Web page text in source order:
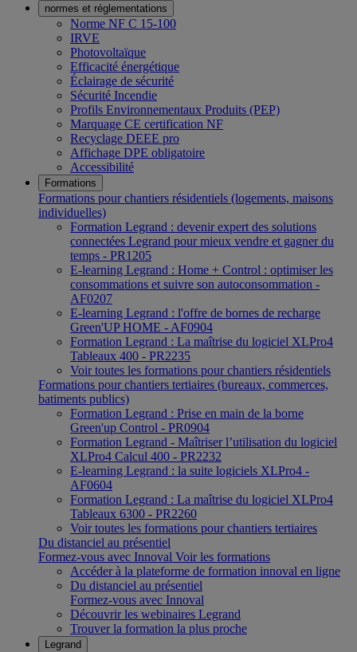
normes et réglementations
Norme NF C 15-100
IRVE
Photovoltaïque
Efficacité énergétique
Éclairage de sécurité
Sécurité Incendie
Profils Environnementaux Produits (PEP)
Marquage CE certification NF
Recyclage DEEE pro
Affichage DPE obligatoire
Accessibilité
Formations
Formations pour chantiers résidentiels (logements, maisons
individuelles)
Formation Legrand : devenir expert des solutions
connectées Legrand pour mieux vendre et gagner du
temps - PR1205
E-learning Legrand : Home + Control : optimiser les
consommations et suivre son autoconsommation -
AF0207
E-learning Legrand : l'offre de bornes de recharge
Green'UP HOME - AF0904
Formation Legrand : La maîtrise du logiciel XLPro4
Tableaux 400 - PR2235
Voir toutes les formations pour chantiers résidentiels
Formations pour chantiers tertiaires (bureaux, commerces,
batiments publics)
Formation Legrand : Prise en main de la borne
Green'up Control - PR0904
Formation Legrand - Maîtriser l’utilisation du logiciel
XLPro4 Calcul 400 - PR2232
E-learning Legrand : la suite logiciels XLPro4 -
AF0604
Formation Legrand : La maîtrise du logiciel XLPro4
Tableaux 6300 - PR2260
Voir toutes les formations pour chantiers tertiaires
Du distanciel au présentiel
Formez-vous avec Innoval Voir les formations
Accéder à la plateforme de formation innoval en ligne
Du distanciel au présentiel
Formez-vous avec Innoval
Découvrir les webinaires Legrand
Trouver la formation la plus proche
Legrand